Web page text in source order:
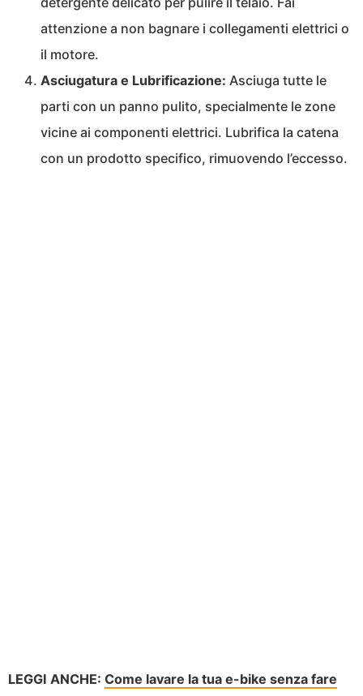
attenzione a non bagnare i collegamenti elettrici o
il motore.
Asciugatura e Lubrificazione: Asciuga tutte le
parti con un panno pulito, specialmente le zone
vicine ai componenti elettrici. Lubrifica la catena
con un prodotto specifico, rimuovendo l’eccesso.
LEGGI ANCHE: Come lavare la tua e-bike senza fare